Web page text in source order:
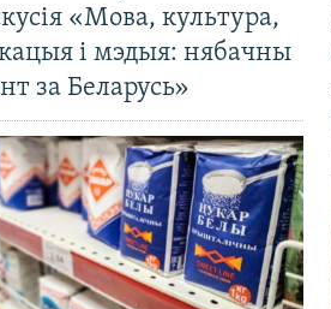
«Мова, культура,
і мэдыя: нябачны
за Беларусь»